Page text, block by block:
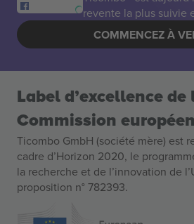
revente la plus suivie
COMMENCEZ À
Label d’excellence de
Commission
Ticombo GmbH (société mère) est
cadre d’Horizon 2020, le
la recherche et de l’innovation de
proposition n° 782393.